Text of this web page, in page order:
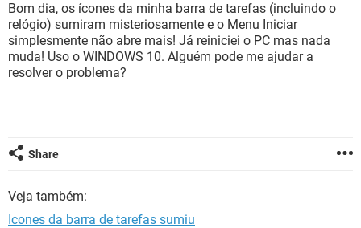
GUIA DE COMPRAS
INSTAGRAM GMAIL
GUIA DE COMPRAS
CELULAR FACEBOOK
OUTLOOK EXCEL
INSTAGRAM GMAIL
Bom dia, os ícones da minha barra de tarefas (incluindo o
relógio) sumiram misteriosamente e o Menu Iniciar
simplesmente não abre mais! Já reiniciei o PC mas nada
muda! Uso o WINDOWS 10. Alguém pode me ajudar a
resolver o problema?
Share
Veja também:
Icones da barra de tarefas sumiu